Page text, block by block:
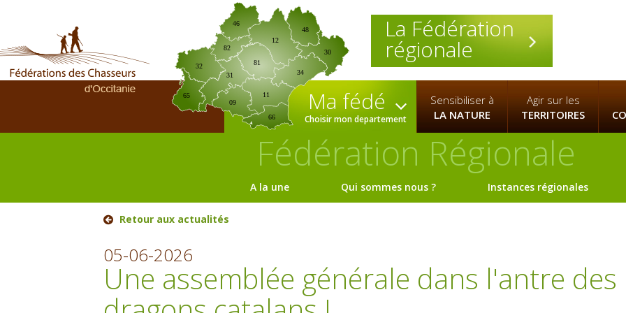
La Fédération
régionale
09
12
30
31
32
34
46
65
66
81
82
11
48
Ma fédé
Choisir mon departement
Sensibiliser à
LA NATURE
Agir sur les
TERRITOIRES
Fédération Régionale
A la une Qui sommes nous ? Instances régionales
Retour aux actualités
05-06-2026
Une assemblée générale dans l'antre des